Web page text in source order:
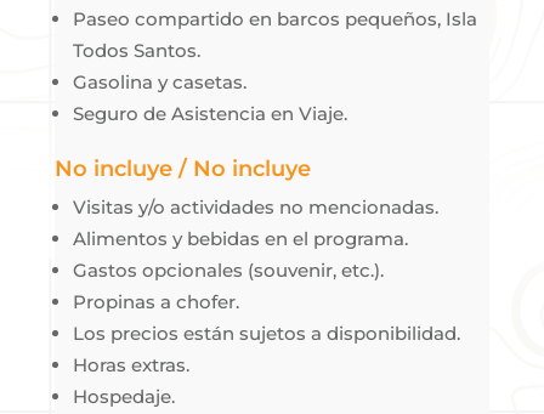
Paseo compartido en barcos pequeños, Isla
Todos Santos.
Gasolina y casetas.
Seguro de Asistencia en Viaje.
No incluye / No incluye
Visitas y/o actividades no mencionadas.
Alimentos y bebidas en el programa.
Gastos opcionales (souvenir, etc.).
Propinas a chofer.
Los precios están sujetos a disponibilidad.
Horas extras.
Hospedaje.